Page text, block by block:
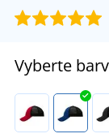
Vyberte